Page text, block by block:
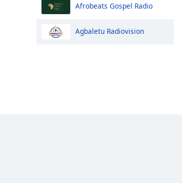
Afrobeats Gospel Radio
Agbaletu Radiovision